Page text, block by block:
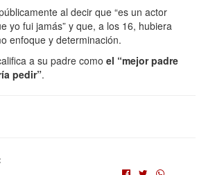
al decir que “es un actor
yo fui jamás” y que, a los 16, hubiera
enfoque y determinación.
a su padre como el “mejor padre
pedir”.